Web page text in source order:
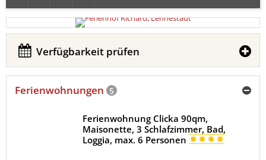
Verfügbarkeit prüfen
Ferienwohnungen 5
Ferienwohnung Clicka 90qm,
Maisonette, 3 Schlafzimmer, Bad,
Loggia, max. 6 Personen